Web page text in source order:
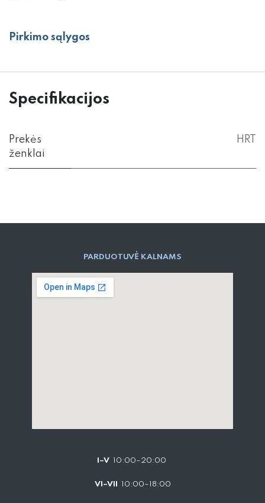
Pirkimo sąlygos
Specifikacijos
Prekės
ženklai
HRT
PARD​UOTUVĖ​ KALNAMS
I–V 10:00–20:00
VI–VII 10:00–18:00